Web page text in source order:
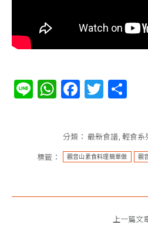
LineWhatsApp
Facebook
分類： 最新食譜, 輕食系
標籤：
觀音山素食料理簡單做 觀
上一篇文